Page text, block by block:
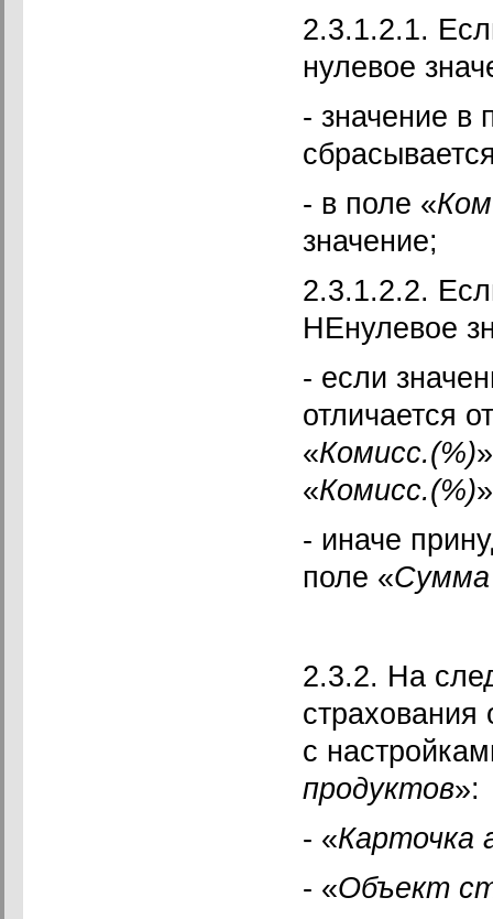
2.3.1.2.1.
нулевое
- значение в
- в поле «
значение;
2.3.1.2.2.
НЕнулевое
- если
отличается
«Комисс.(%)
«Комисс.(%)
- иначе
поле «Сумма
2.3.2. На
страхования
с
продуктов»:
- «Карточка
- «Объект